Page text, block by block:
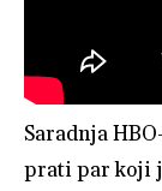
Saradnja
prati par koji